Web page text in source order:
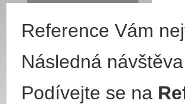
Reference Vám
Následná
Podívejte se na